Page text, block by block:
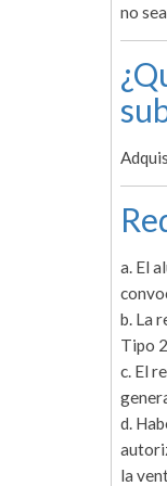
no
a. El
b. La
Tipo
c. El
d.
la